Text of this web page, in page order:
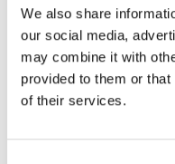
We also share
our social media,
may combine it with
provided to them or
of their services.